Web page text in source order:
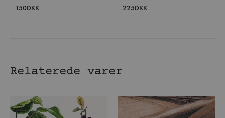
150DKK 225DKK
Relaterede varer